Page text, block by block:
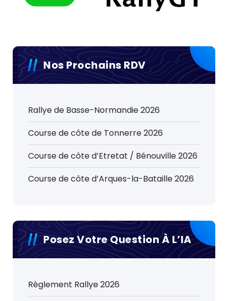
Nos Prochains RDV
Rallye de Basse-Normandie 2026
Course de côte de Tonnerre 2026
Course de côte d’Etretat / Bénouville 2026
Course de côte d’Arques-la-Bataille 2026
Posez Votre Question À L’IA
Règlement Rallye 2026